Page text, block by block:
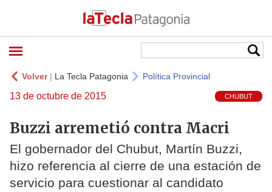
Volver| La Tecla Patagonia Política Provincial
13 de octubre de 2015 CHUBUT
Buzzi arremetió contra Macri
El gobernador del Chubut, Martín Buzzi,
hizo referencia al cierre de una estación de
servicio para cuestionar al candidato